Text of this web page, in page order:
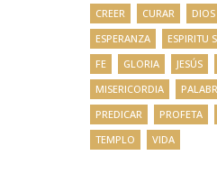
CREER
CURAR DIOS
ESPERANZA
ESPIRITU
FE
GLORIA JESÚS
MISERICORDIA
PREDICAR
PROFETA
TEMPLO
VIDA